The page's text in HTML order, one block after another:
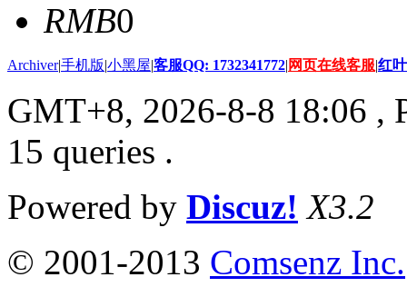
RMB0
Archiver|手机版|小黑屋|客服QQ: 1732341772| 网页在线客服|红
GMT+8, 2026-8-8 18:06 ,
15 queries .
Powered by Discuz! X3.2
© 2001-2013 Comsenz Inc.